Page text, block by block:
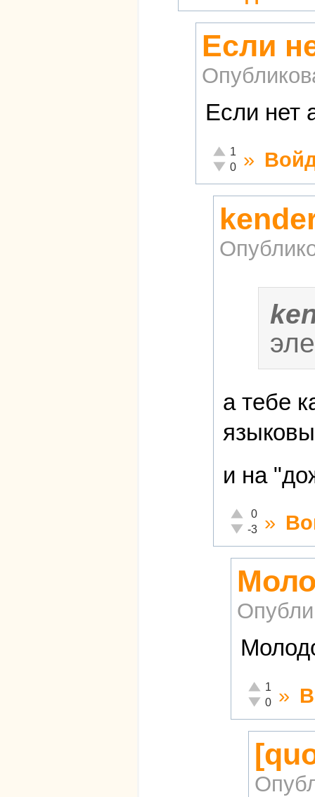
Если
Если нет
Отлично!
1
Неадекватно!
0 »
а тебе
и на
Отлично!
0
Неадекватно!
-3 »
Отлично!
1
Неадекватно!
0 »